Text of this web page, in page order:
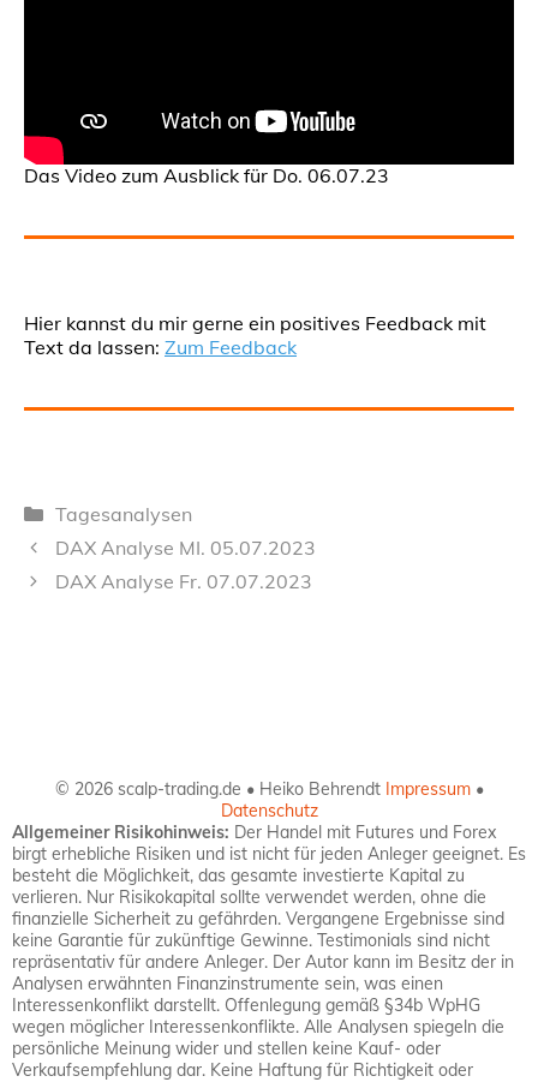
Das Video zum Ausblick für Do. 06.07.23
Hier kannst du mir gerne ein positives Feedback mit
Text da lassen: Zum Feedback
Kategorien
Tagesanalysen
DAX Analyse MI. 05.07.2023
DAX Analyse Fr. 07.07.2023
© 2026 scalp-trading.de • Heiko Behrendt Impressum•
Datenschutz
Allgemeiner Risikohinweis: Der Handel mit Futures und Forex
birgt erhebliche Risiken und ist nicht für jeden Anleger geeignet. Es
besteht die Möglichkeit, das gesamte investierte Kapital zu
verlieren. Nur Risikokapital sollte verwendet werden, ohne die
finanzielle Sicherheit zu gefährden. Vergangene Ergebnisse sind
keine Garantie für zukünftige Gewinne. Testimonials sind nicht
repräsentativ für andere Anleger. Der Autor kann im Besitz der in
Analysen erwähnten Finanzinstrumente sein, was einen
Interessenkonflikt darstellt. Offenlegung gemäß §34b WpHG
wegen möglicher Interessenkonflikte. Alle Analysen spiegeln die
persönliche Meinung wider und stellen keine Kauf- oder
Verkaufsempfehlung dar. Keine Haftung für Richtigkeit oder